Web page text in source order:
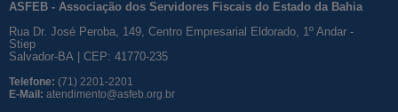
ASFEB - Associação dos Servidores Fiscais do Estado da Bahia
Rua Dr. José Peroba, 149, Centro Empresarial Eldorado, 1º Andar -
Stiep
Salvador-BA | CEP: 41770-235
Telefone: (71) 2201-2201
E-Mail: atendimento@asfeb.org.br